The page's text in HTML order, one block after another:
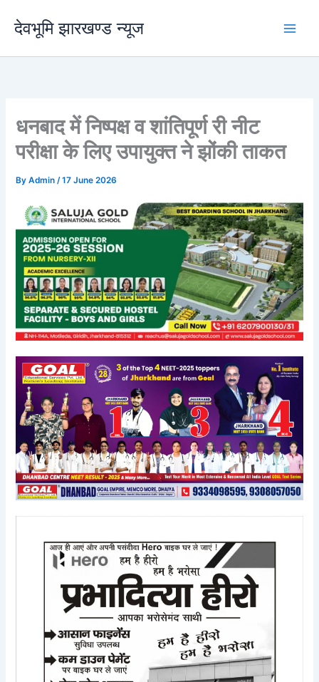
content
देवभूमि झारखण्ड न्यूज
धनबाद में निष्पक्ष व शांतिपूर्ण री नीट
परीक्षा के लिए उपायुक्त ने झोंकी ताकत
ByAdmin/17 June 2026